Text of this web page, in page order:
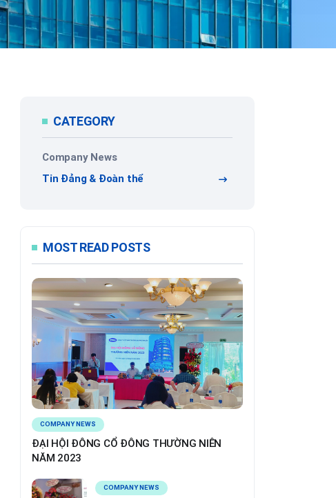
CATEGORY
Company News
Tin Đảng & Đoàn thể
MOST READ POSTS
COMPANY NEWS
ĐẠI HỘI ĐÔNG CỔ ĐÔNG THƯỜNG NIÊN
NĂM 2023
COMPANY NEWS